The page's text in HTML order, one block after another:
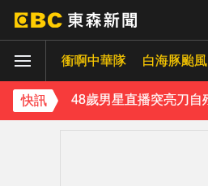
衝啊中華隊 白海豚颱風
快訊